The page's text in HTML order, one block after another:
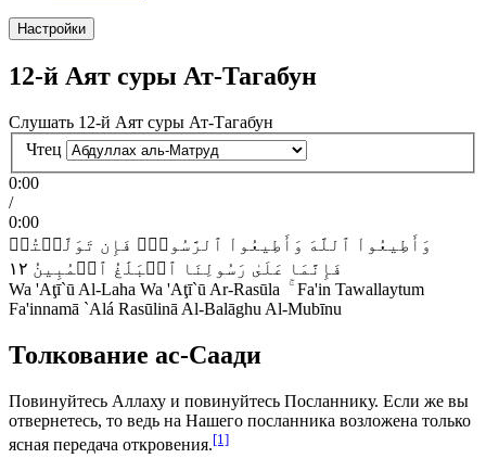
Настройки
12-й Аят суры Ат-Тагабун
Слушать 12-й Аят суры Ат-Тагабун
Чтец
0:00
/
0:00
وَأَطِيعُواْ ٱللَّهَ وَأَطِيعُواْ ٱلرَّسُولَۚ فَإِن تَوَلَّيۡتُمۡ
فَإِنَّمَا
عَلَىٰ رَسُولِنَا ٱلۡبَلَٰغُ ٱلۡمُبِينُ
Wa 'Aţī`ū Al-Laha Wa 'Aţī`ū Ar-Rasūla ۚ Fa'in Tawallaytum
Fa'innamā `Alá Rasūlinā Al-Balāghu Al-Mubīnu
Толкование ас-Саади
Повинуйтесь Аллаху и повинуйтесь Посланнику. Если же вы
отвернетесь, то ведь на Нашего посланника возложена только
ясная передача откровения.[1]